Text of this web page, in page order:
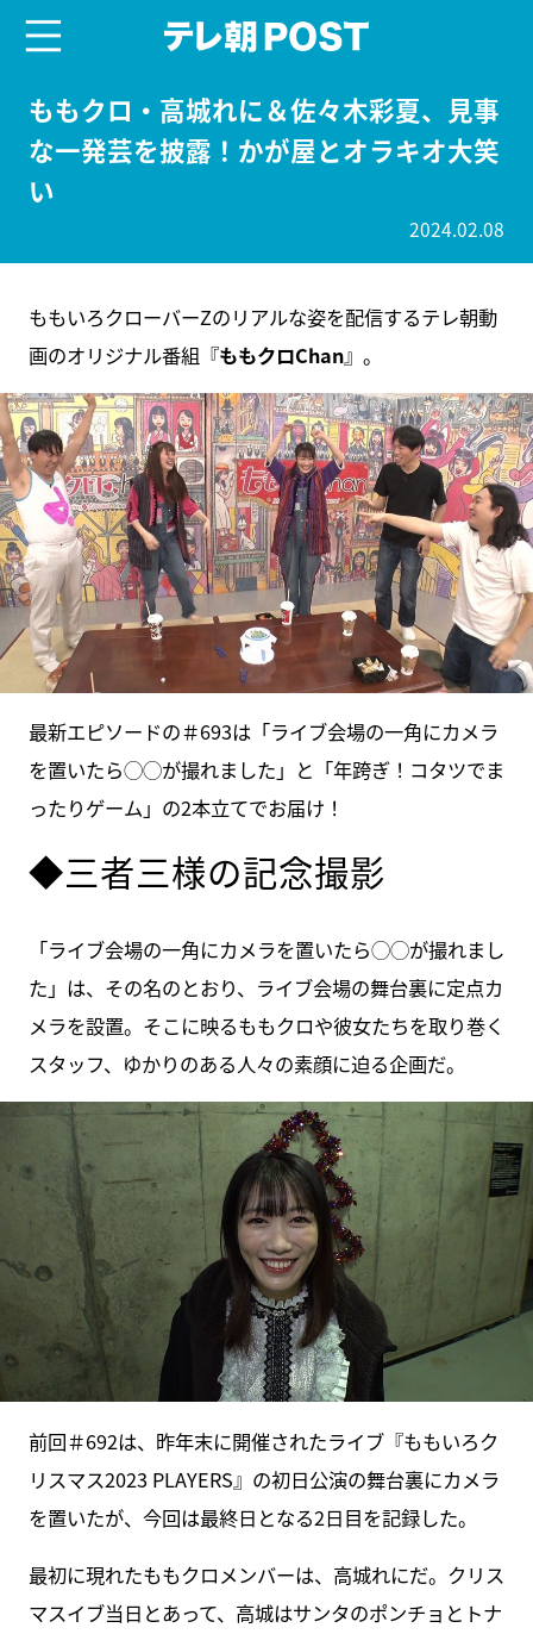
ももクロ・高城れに＆佐々木彩夏、見事
な一発芸を披露！かが屋とオラキオ大笑
い
2024.02.08
ももいろクローバーZのリアルな姿を配信するテレ朝動
画のオリジナル番組『ももクロChan』。
最新エピソードの＃693は「ライブ会場の一角にカメラ
を置いたら◯◯が撮れました」と「年跨ぎ！コタツでま
ったりゲーム」の2本立てでお届け！
◆三者三様の記念撮影
「ライブ会場の一角にカメラを置いたら◯◯が撮れまし
た」は、その名のとおり、ライブ会場の舞台裏に定点カ
メラを設置。そこに映るももクロや彼女たちを取り巻く
スタッフ、ゆかりのある人々の素顔に迫る企画だ。
前回＃692は、昨年末に開催されたライブ『ももいろク
リスマス2023 PLAYERS』の初日公演の舞台裏にカメラ
を置いたが、今回は最終日となる2日目を記録した。
最初に現れたももクロメンバーは、高城れにだ。クリス
マスイブ当日とあって、高城はサンタのポンチョとトナ